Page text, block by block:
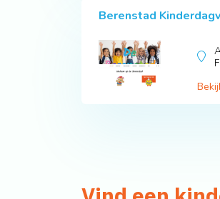
Berenstad